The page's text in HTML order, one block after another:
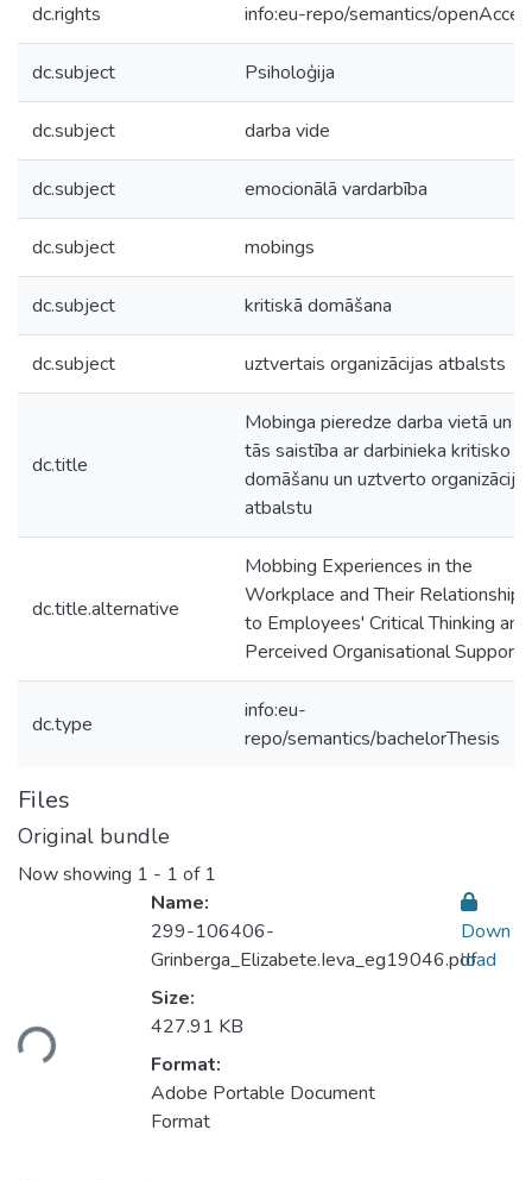
dc.rights info:eu-repo/semantics/
dc.subject Psiholoģija
dc.subject darba vide
dc.subject emocionālā vardarbība
dc.subject mobings
dc.subject kritiskā domāšana
dc.subject uztvertais organizācijas atbalsts
dc.title
Mobinga pieredze darba vietā un
tās saistība ar darbinieka kritisko
domāšanu un uztverto
atbalstu
dc.title.alternative
Mobbing Experiences in the
Workplace and Their Relationship
to Employees' Critical Thinking and
Perceived Organisational Support
dc.type
info:eu-
repo/semantics/bachelorThesis
Files
Original bundle
Now showing 1 - 1 of 1
Loading...
Name:
299-106406-
Grinberga_Elizabete.Ieva_eg19046.pdf
Size:
427.91 KB
Format:
Adobe Portable Document
Format
Down
load